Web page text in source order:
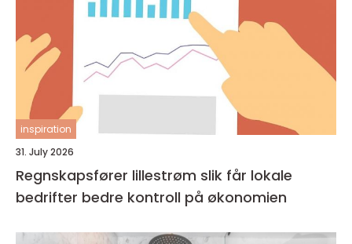
inspiration
31. July 2026
Regnskapsfører lillestrøm slik får lokale
bedrifter bedre kontroll på økonomien